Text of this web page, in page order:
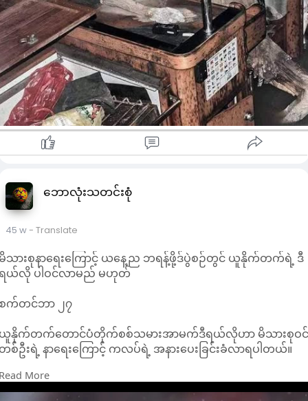
င် ၎င်း၏ အသုံးအဆောင်များ၊ အဝတ်အစားများ၊ စည်သွပ်ဗူးများ၊
ာတ်ပုံအယ်လ်ဘမ်များနှင့် ချစ်ခင်သူများထံ ရေးသားထားသော
တ်စုများစွာကို တွေ့ရှိခဲ့ရပါတယ်။ ယင်းတို့အနက် ၎င်း၏ ကွယ်လွန်
ားခဲ့သော ဇနီးဟောင်းအတွက် ရည်စူး၍ ရေးသားထားသည့် မှတ်စု
စ်ခုတွင် “နှစ်ပေါင်း သုံးဆယ်တိုင်တိုင် ငါတို့လမ်းတူလျှောက်ခဲ့ကြ
ယ်။ အဲ့ဒီနောက်မှ ဘဝကို ဆက်လက်ရှင်သန်လိုတဲ့ ဆန္ဒထက်
ကောင်းဆိုးဝါးတို့ရဲ့ စွမ်းအားက ပိုအားကောင်းလာခဲ့တယ်။ မင်း မ
ော့ဘူး။ မင်းရဲ့ ဝိညာဉ် ငြိမ်းချမ်းပါစေ။ မင်းရဲ့ Manfred” ဟူ၍
ေးသားထားသည်ကို တွေ့ရှိရပြီး၊ ၎င်း၏ ဘဝနှင့် ပင်လယ်ခရီးစဉ်
ပေါ် ခံစားချက်အချို့ကို ဖော်ပြနေခဲ့ပါတယ်။
ထူးခြားဆန်းကြယ်ပြီး ဝမ်းနည်းဖွယ်ရာ အဖြစ်အပျက်သည်
ြင်း၏ ခြောက်ခြားဖွယ်အဖြစ်ကို ပြသနေခဲ့ကာ၊ Manfred Fritz
၏ ပင်လယ်ထဲမှ နိဒါန်းချုပ်ခဲ့သော နောက်ဆုံးခရီးစဉ်က
အများ၏ စိတ်ဝင်စားမှုကို ယနေ့တိုင် ဖမ်းစားဆဲပင် ဖြစ်ပါတယ်။
Life Facts
ဘောလုံးသတင်းစုံ
45 w- Translate
သားစုနာရေးကြောင့် ယနေ့ည ဘရန့်ဖို့ဒ်ပွဲစဉ်တွင် ယူနိုက်တက်ရဲ့ ဒီ
ယ်လို ပါဝင်လာမည် မဟုတ်
က်တင်ဘာ ၂၇
နိုက်တက်တောင်ပံတိုက်စစ်သမားအာမက်ဒီရယ်လိုဟာ မိသားစုဝ
စ်ဦးရဲ့ နာရေးကြောင့် ကလပ်ရဲ့ အနားပေးခြင်းခံလာရပါတယ်။
င်ဗရီကို့စ်လက်ရွေးစင်ကစားသမားဟာ ယနေ့ည ဘရန့်ဖို့ဒ်အား
ဝေးကွင်းသို့ သွားရောက်ကစားရမဲ့ပွဲစဉ်တွင် ပါဝင်လာမှာ မဟုတ်ပ
More